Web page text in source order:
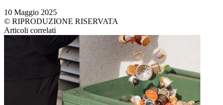
10 Maggio 2025
© RIPRODUZIONE RISERVATA
Articoli correlati